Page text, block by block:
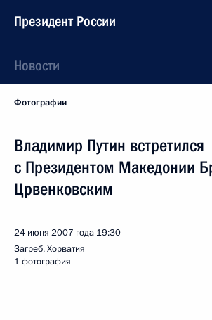
Президент России
Новости
Фотографии
Владимир Путин встретился
с Президентом Македонии
Црвенковским
24 июня 2007 года 19:30
Загреб, Хорватия
1 фотография